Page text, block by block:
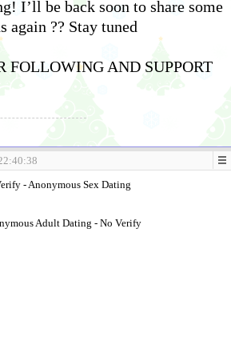
I’ll be back soon to share some
again ?? Stay tuned
FOLLOWING AND SUPPORT
- Anonymous Sex Dating
Adult Dating - No Verify